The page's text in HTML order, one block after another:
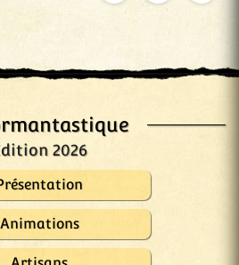
2026
Animations